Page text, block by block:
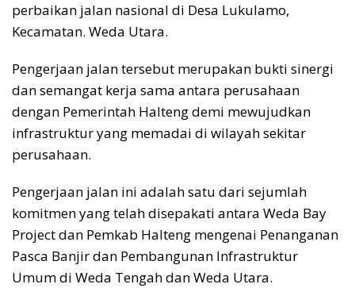
perbaikan jalan nasional di Desa Lukulamo,
Kecamatan. Weda Utara.
Pengerjaan jalan tersebut merupakan bukti sinergi
dan semangat kerja sama antara perusahaan
dengan Pemerintah Halteng demi mewujudkan
infrastruktur yang memadai di wilayah sekitar
perusahaan.
Pengerjaan jalan ini adalah satu dari sejumlah
komitmen yang telah disepakati antara Weda Bay
Project dan Pemkab Halteng mengenai Penanganan
Pasca Banjir dan Pembangunan Infrastruktur
Umum di Weda Tengah dan Weda Utara.